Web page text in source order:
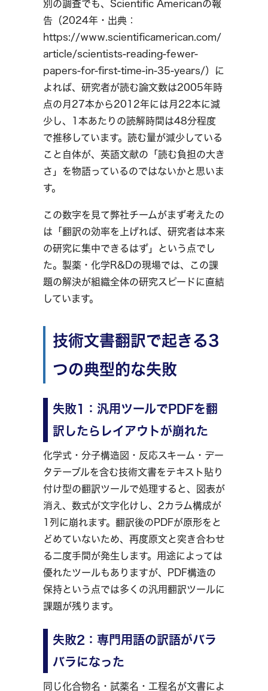
別の調査でも、Scientific Americanの報
告（2024年・出典：
https://www.scientificamerican.com/
article/scientists-reading-fewer-
papers-for-first-time-in-35-years/）に
よれば、研究者が読む論文数は2005年時
点の月27本から2012年には月22本に減
少し、1本あたりの読解時間は48分程度
で推移しています。読む量が減少している
こと自体が、英語文献の「読む負担の大き
さ」を物語っているのではないかと思いま
す。
この数字を見て弊社チームがまず考えたの
は「翻訳の効率を上げれば、研究者は本来
の研究に集中できるはず」という点でし
た。製薬・化学R&Dの現場では、この課
題の解決が組織全体の研究スピードに直結
しています。
技術文書翻訳で起きる3
つの典型的な失敗
失敗1：汎用ツールでPDFを翻
訳したらレイアウトが崩れた
化学式・分子構造図・反応スキーム・デー
タテーブルを含む技術文書をテキスト貼り
付け型の翻訳ツールで処理すると、図表が
消え、数式が文字化けし、2カラム構成が
1列に崩れます。翻訳後のPDFが原形をと
どめていないため、再度原文と突き合わせ
る二度手間が発生します。用途によっては
優れたツールもありますが、PDF構造の
保持という点では多くの汎用翻訳ツールに
課題が残ります。
失敗2：専門用語の訳語がバラ
バラになった
同じ化合物名・試薬名・工程名が文書によ